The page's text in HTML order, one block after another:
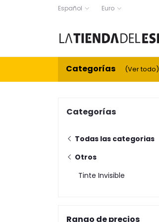
Español Euro
Categorías (Ver todo)
Categorías
Todas las categorias
Otros
Tinte Invisible
Rango de precios